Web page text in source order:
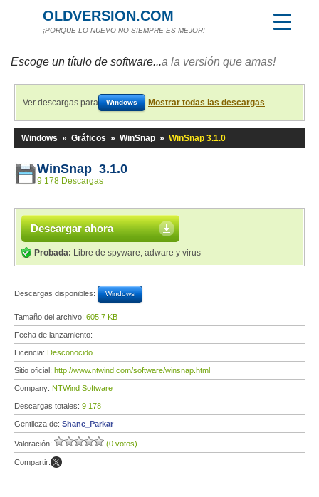
OLDVERSION.COM
¡PORQUE LO NUEVO NO SIEMPRE ES MEJOR!
Escoge un título de software...a la versión que amas!
Ver descargas para Windows Mostrar todas las descargas
Windows » Gráficos » WinSnap » WinSnap 3.1.0
WinSnap 3.1.0
9 178 Descargas
Descargar ahora
Probada: Libre de spyware, adware y virus
Descargas disponibles: Windows
Tamaño del archivo: 605,7 KB
Fecha de lanzamiento:
Licencia: Desconocido
Sitio oficial: http://www.ntwind.com/software/winsnap.html
Company: NTWind Software
Descargas totales: 9 178
Gentileza de: Shane_Parkar
Valoración: (0 votos)
Compartir: